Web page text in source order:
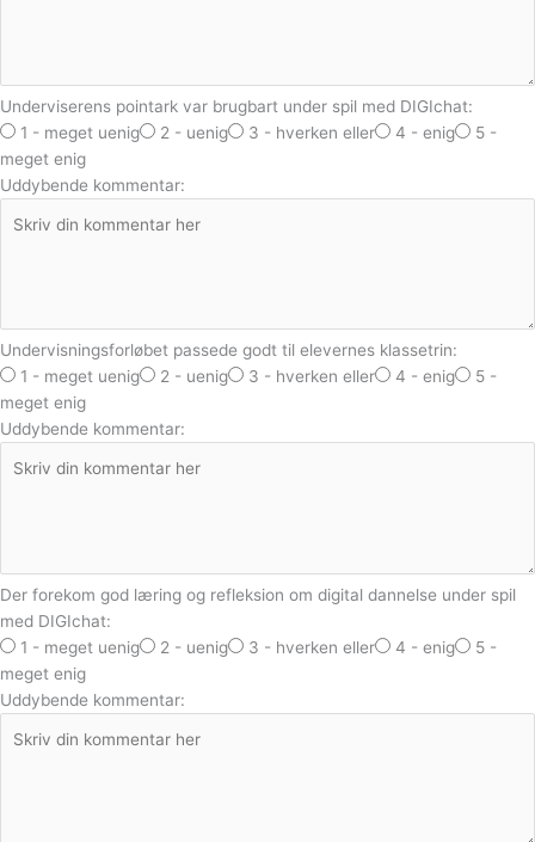
Underviserens pointark var brugbart under spil med DIGIchat:
1 - meget uenig
2 - uenig 3 - hverken eller 4 - enig
5 -
meget enig
Uddybende kommentar:
Undervisningsforløbet passede godt til elevernes klassetrin:
1 - meget uenig
2 - uenig 3 - hverken eller 4 - enig
5 -
meget enig
Uddybende kommentar:
Der forekom god læring og refleksion om digital dannelse under spil
med DIGIchat:
1 - meget uenig
2 - uenig 3 - hverken eller 4 - enig
5 -
meget enig
Uddybende kommentar: